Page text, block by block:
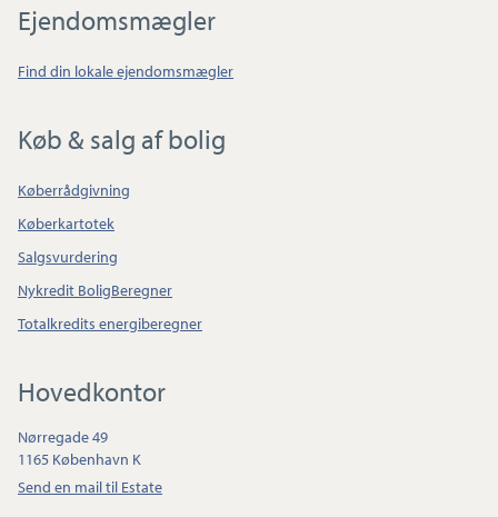
Ejendomsmægler
Find din lokale ejendomsmægler
Køb & salg af bolig
Køberrådgivning
Køberkartotek
Salgsvurdering
Nykredit BoligBeregner
Totalkredits energiberegner
Hovedkontor
Nørregade 49
1165 København K
Send en mail til Estate